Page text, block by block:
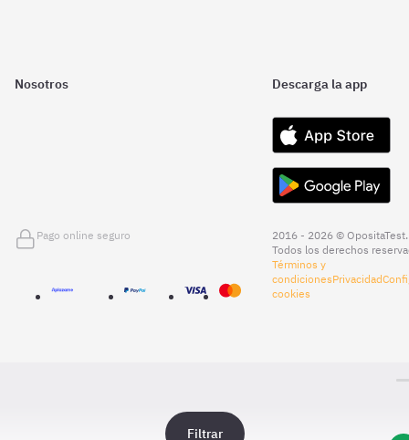
Filtrar
Nosotros Descarga la app
Pago online seguro
2016 - 2026 © OpositaTest.
Todos los derechos
Términos y
condicionesPrivacidad
cookies